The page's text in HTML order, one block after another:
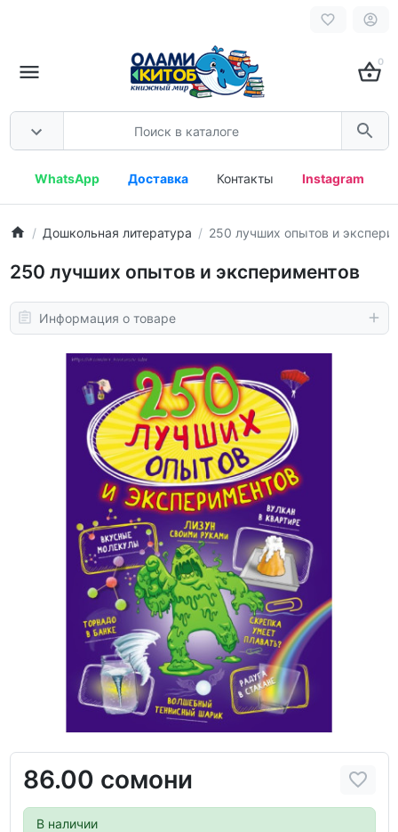
0
WhatsApp Доставка Контакты Instagram
Дошкольная литература 250 лучших опытов и
250 лучших опытов и экспериментов
Информация о товаре
86.00 сомони
В наличии